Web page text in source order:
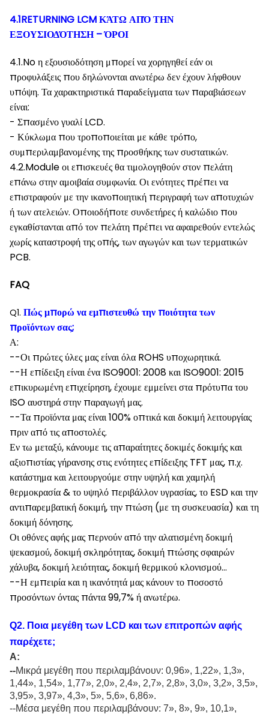
4.1RETURNING LCM ΚΆΤΩ ΑΠΌ ΤΗΝ
ΕΞΟΥΣΙΟΔΌΤΗΣΗ – ΌΡΟΙ
4.1.No η εξουσιοδότηση μπορεί να χορηγηθεί εάν οι
προφυλάξεις που δηλώνονται ανωτέρω δεν έχουν λήφθουν
υπόψη. Τα χαρακτηριστικά παραδείγματα των παραβιάσεων
είναι:
- Σπασμένο γυαλί LCD.
- Κύκλωμα που τροποποιείται με κάθε τρόπο,
συμπεριλαμβανομένης της προσθήκης των συστατικών.
4.2.Module οι επισκευές θα τιμολογηθούν στον πελάτη
επάνω στην αμοιβαία συμφωνία. Οι ενότητες πρέπει να
επιστραφούν με την ικανοποιητική περιγραφή των αποτυχιών
ή των ατελειών. Οποιοδήποτε συνδετήρες ή καλώδιο που
εγκαθίστανται από τον πελάτη πρέπει να αφαιρεθούν εντελώς
χωρίς καταστροφή της οπής, των αγωγών και των τερματικών
PCB.
FAQ
Q1. Πώς μπορώ να εμπιστευθώ την ποιότητα των
προϊόντων σας;
Α:
--Οι πρώτες ύλες μας είναι όλα ROHS υποχωρητικά.
--Η επίδειξη είναι ένα ISO9001: 2008 και ISO9001: 2015
επικυρωμένη επιχείρηση, έχουμε εμμείνει στα πρότυπα του
ISO αυστηρά στην παραγωγή μας.
--Τα προϊόντα μας είναι 100% οπτικά και δοκιμή λειτουργίας
πριν από τις αποστολές.
Εν τω μεταξύ, κάνουμε τις απαραίτητες δοκιμές δοκιμής και
αξιοπιστίας γήρανσης στις ενότητες επίδειξης TFT μας, π.χ.
κατάστημα και λειτουργούμε στην υψηλή και χαμηλή
θερμοκρασία & το υψηλό περιβάλλον υγρασίας, το ESD και την
αντιπαρεμβατική δοκιμή, την πτώση (με τη συσκευασία) και τη
δοκιμή δόνησης.
Οι οθόνες αφής μας περνούν από την αλατισμένη δοκιμή
ψεκασμού, δοκιμή σκληρότητας, δοκιμή πτώσης σφαιρών
χάλυβα, δοκιμή λειότητας, δοκιμή θερμικού κλονισμού…
--Η εμπειρία και η ικανότητά μας κάνουν το ποσοστό
προσόντων όντας πάντα 99,7% ή ανωτέρω.
Q2. Ποια μεγέθη των LCD και των επιτροπών αφής
παρέχετε;
Α:
--Μικρά μεγέθη που περιλαμβάνουν: 0,96», 1,22», 1,3»,
1,44», 1,54», 1,77», 2,0», 2,4», 2,7», 2,8», 3,0», 3,2», 3,5»,
3,95», 3,97», 4,3», 5», 5,6», 6,86».
--Μέσα μεγέθη που περιλαμβάνουν: 7», 8», 9», 10,1»,